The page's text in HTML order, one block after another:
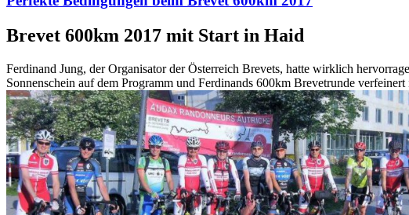
Brevet 600km 2017 mit Start in Haid
Ferdinand Jung, der Organisator der Österreich Brevets, hatte wirklich
Sonnenschein auf dem Programm und Ferdinands 600km Brevetrunde